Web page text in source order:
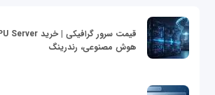
هوش مصنوعی، رندرینگ